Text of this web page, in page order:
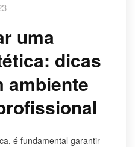
uma
dicas
ambiente
é fundamental garantir